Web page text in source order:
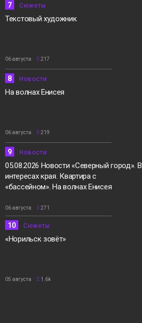
7 Сюжеты
Текстовый художник
06 августа 217
8 Новости
На волнах Енисея
06 августа 219
9 Новости
05.08.2026 Новости «Северный город». В
интересах края. Квартира с
«бассейном». На волнах Енисея
06 августа 271
10 Сюжеты
«Норильск зовёт»
05 августа 1.6k